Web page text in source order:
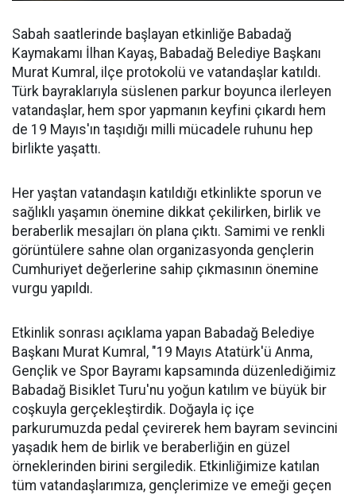
Sabah saatlerinde başlayan etkinliğe Babadağ
Kaymakamı İlhan Kayaş, Babadağ Belediye Başkanı
Murat Kumral, ilçe protokolü ve vatandaşlar katıldı.
Türk bayraklarıyla süslenen parkur boyunca ilerleyen
vatandaşlar, hem spor yapmanın keyfini çıkardı hem
de 19 Mayıs'ın taşıdığı milli mücadele ruhunu hep
birlikte yaşattı.
Her yaştan vatandaşın katıldığı etkinlikte sporun ve
sağlıklı yaşamın önemine dikkat çekilirken, birlik ve
beraberlik mesajları ön plana çıktı. Samimi ve renkli
görüntülere sahne olan organizasyonda gençlerin
Cumhuriyet değerlerine sahip çıkmasının önemine
vurgu yapıldı.
Etkinlik sonrası açıklama yapan Babadağ Belediye
Başkanı Murat Kumral, "19 Mayıs Atatürk'ü Anma,
Gençlik ve Spor Bayramı kapsamında düzenlediğimiz
Babadağ Bisiklet Turu'nu yoğun katılım ve büyük bir
coşkuyla gerçekleştirdik. Doğayla iç içe
parkurumuzda pedal çevirerek hem bayram sevincini
yaşadık hem de birlik ve beraberliğin en güzel
örneklerinden birini sergiledik. Etkinliğimize katılan
tüm vatandaşlarımıza, gençlerimize ve emeği geçen